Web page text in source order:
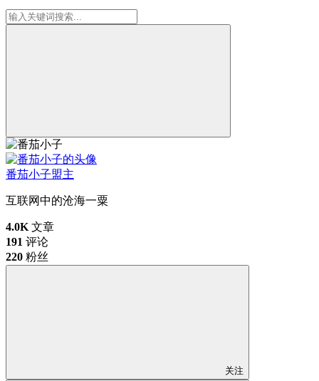
番茄小子盟主
互联网中的沧海一粟
4.0K 文章
191 评论
220 粉丝
关注